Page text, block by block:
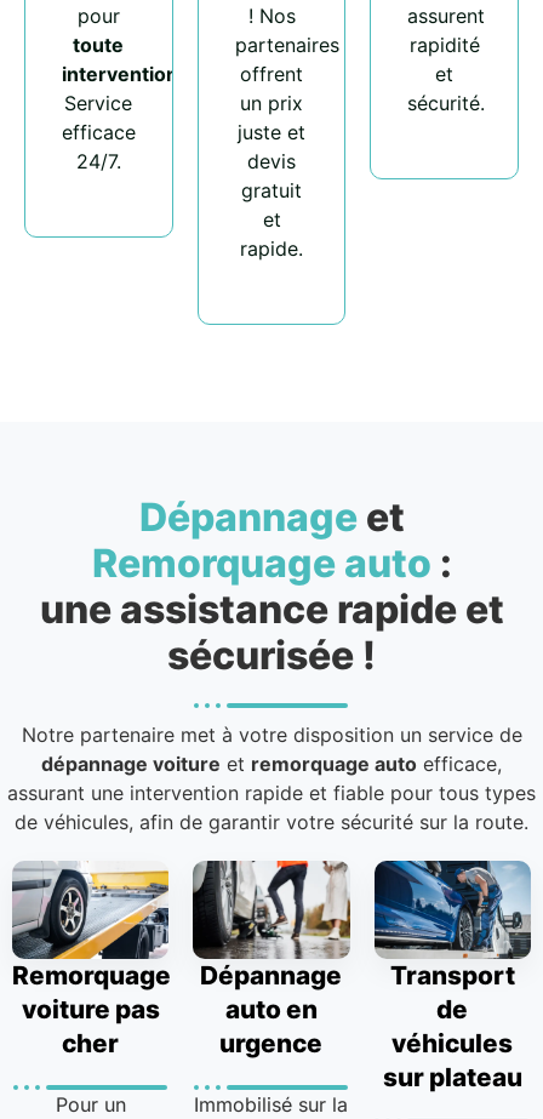
pour
toute
intervention
Service
efficace
24/7.
! Nos
partenaires
offrent
un prix
juste et
devis
gratuit
et
rapide.
assurent
rapidité
et
sécurité.
Dépannageet
Remorquage auto :
une assistance rapide et
sécurisée !
Notre partenaire met à votre disposition un service de
dépannage voiture et remorquage auto efficace,
assurant une intervention rapide et fiable pour tous types
de véhicules, afin de garantir votre sécurité sur la route.
Remorquage
voiture pas
cher
Pour un
Dépannage
auto en
urgence
Immobilisé sur la
Transport
de
véhicules
sur plateau